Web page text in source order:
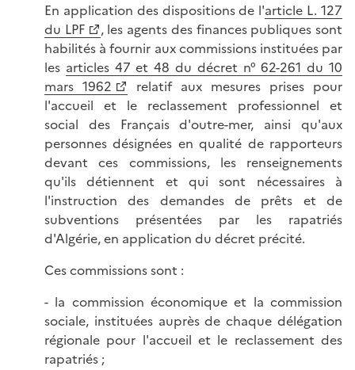
En application des dispositions de l'article L. 127
du LPF
, les agents des finances publiques sont
habilités à fournir aux commissions instituées par
les articles 47 et 48 du décret n° 62-261 du 10
mars 1962
relatif aux mesures prises pour
l'accueil et le reclassement professionnel et
social des Français d'outre-mer, ainsi qu'aux
personnes désignées en qualité de rapporteurs
devant ces commissions, les renseignements
qu'ils détiennent et qui sont nécessaires à
l'instruction des demandes de prêts et de
subventions présentées par les rapatriés
d'Algérie, en application du décret précité.
Ces commissions sont :
- la commission économique et la commission
sociale, instituées auprès de chaque délégation
régionale pour l'accueil et le reclassement des
rapatriés ;